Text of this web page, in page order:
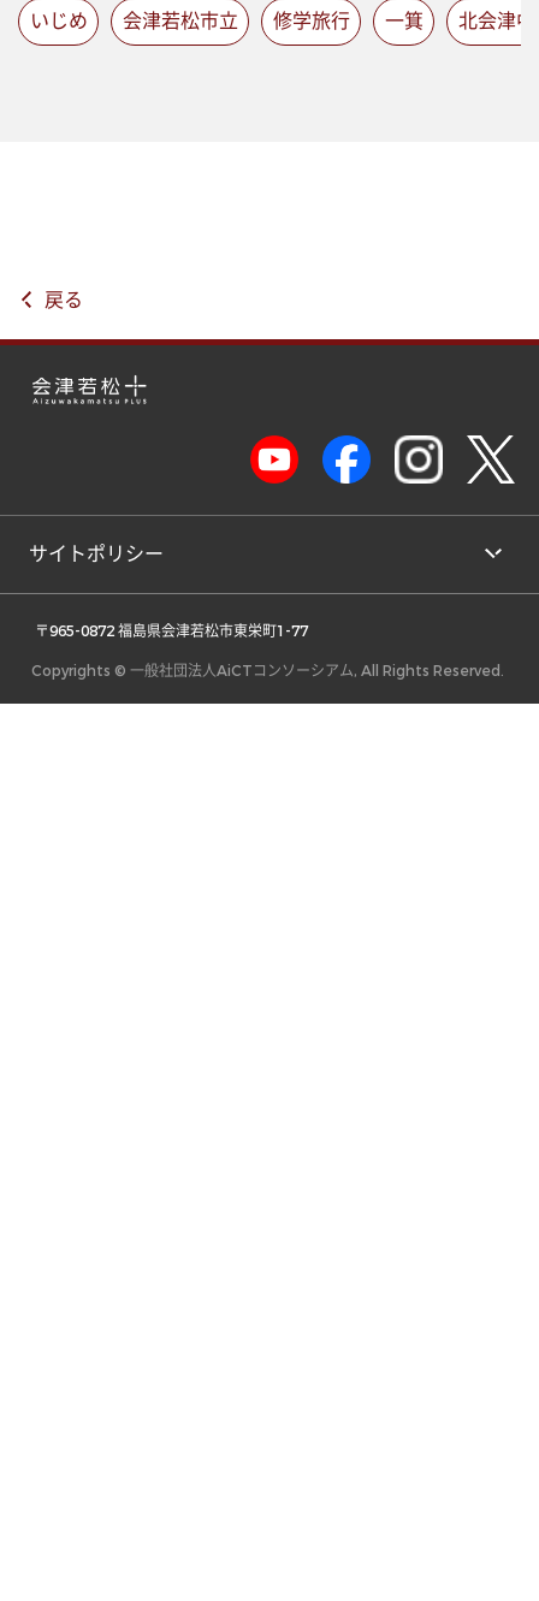
いじめ 会津若松市立 修学旅行 一箕 北会津中
戻る
サイトポリシー
〒965-0872 福島県会津若松市東栄町1-77
Copyrights © 一般社団法人AiCTコンソーシアム, All Rights Reserved.